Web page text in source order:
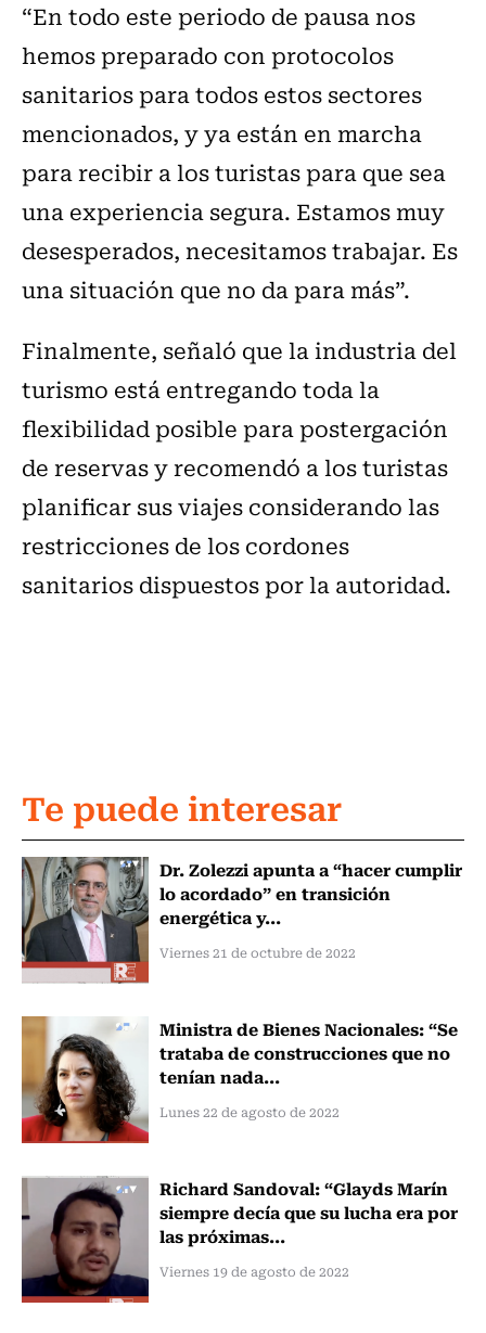
“En todo este periodo de pausa nos
hemos preparado con protocolos
sanitarios para todos estos sectores
mencionados, y ya están en marcha
para recibir a los turistas para que sea
una experiencia segura. Estamos muy
desesperados, necesitamos trabajar. Es
una situación que no da para más”.
Finalmente, señaló que la industria del
turismo está entregando toda la
flexibilidad posible para postergación
de reservas y recomendó a los turistas
planificar sus viajes considerando las
restricciones de los cordones
sanitarios dispuestos por la autoridad.
Te puede interesar
Dr. Zolezzi apunta a “hacer cumplir
lo acordado” en transición
energética y...
Viernes 21 de octubre de 2022
Ministra de Bienes Nacionales: “Se
trataba de construcciones que no
tenían nada...
Lunes 22 de agosto de 2022
Richard Sandoval: “Glayds Marín
siempre decía que su lucha era por
las próximas...
Viernes 19 de agosto de 2022